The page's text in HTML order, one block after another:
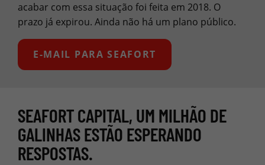
acabar com essa situação foi feita em 2018. O
prazo já expirou. Ainda não há um plano público.
E-MAIL PARA SEAFORT
SEAFORT CAPITAL, UM MILHÃO DE
GALINHAS ESTÃO ESPERANDO
RESPOSTAS.